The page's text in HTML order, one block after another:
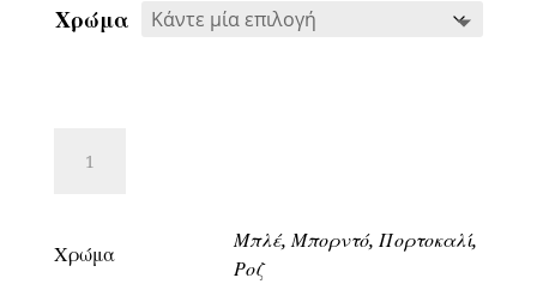
Χρώμα
επάργυρο
Χρώμα
Μπλέ, Μπορντό, Πορτοκαλί,
Ροζ